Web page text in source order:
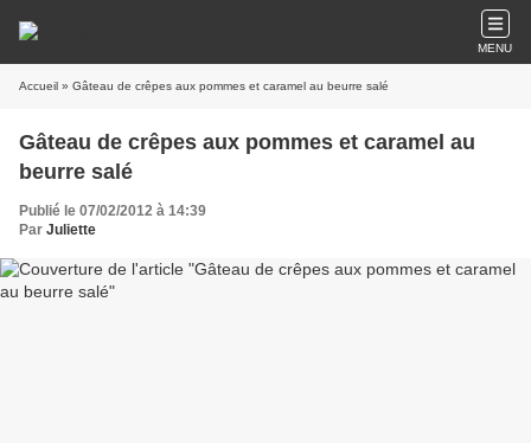
MENU
Accueil » Gâteau de crêpes aux pommes et caramel au beurre salé
Gâteau de crêpes aux pommes et caramel au
beurre salé
Publié le 07/02/2012 à 14:39
Par Juliette